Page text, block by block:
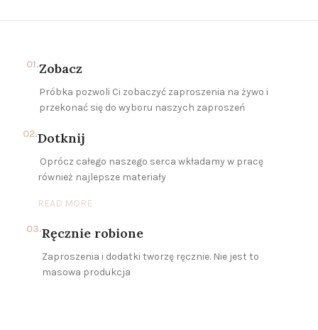
01.Zobacz
Próbka pozwoli Ci zobaczyć zaproszenia na żywo i
przekonać się do wyboru naszych zaproszeń
02.Dotknij
Oprócz całego naszego serca wkładamy w pracę
również najlepsze materiały
READ MORE
03.Ręcznie robione
Zaproszenia i dodatki tworzę ręcznie. Nie jest to
masowa produkcja